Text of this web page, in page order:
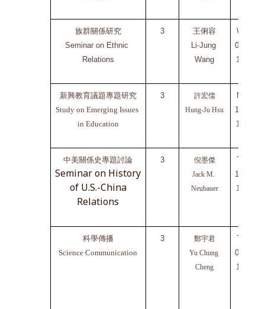
族群關係研究
Seminar on Ethnic
Relations
3
王俐容
Li-Jung
Wang
Wed
0900-
1150
新興教育議題專題研究
Study on Emerging Issues
in Education
3
許宏儒
Hung-Ju Hsu
Mon
1300-
1550
中美關係史專題討論
Seminar on History
of U.S.-China
Relations
3
倪墨傑
Jack M.
Neubauer
Tue
1
1900
科學傳播
Science Communication
3
鄭宇君
Yu Chung
Cheng
Tue
0910-
1200